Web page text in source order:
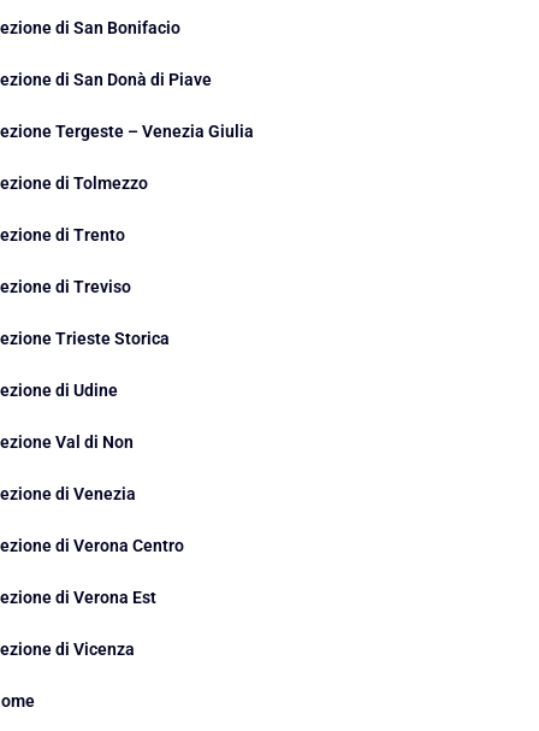
di San Bonifacio
di San Donà di Piave
Tergeste – Venezia Giulia
di Tolmezzo
di Trento
di Treviso
Trieste Storica
di Udine
Val di Non
di Venezia
di Verona Centro
di Verona Est
di Vicenza